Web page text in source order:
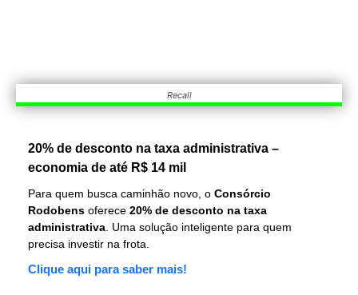
Recall
20% de desconto na taxa administrativa –
economia de até R$ 14 mil
Para quem busca caminhão novo, o Consórcio
Rodobens oferece 20% de desconto na taxa
administrativa . Uma solução inteligente para quem
precisa investir na frota.
Clique aqui para saber mais!